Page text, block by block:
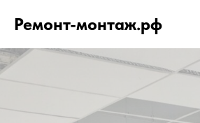
Ремонт-монтаж.рф